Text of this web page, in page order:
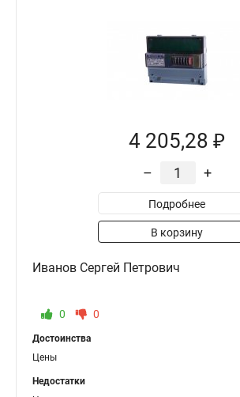
4 205,28 ₽
– +
Подробнее
В корзину
Иванов Сергей Петрович
0 0
Достоинства
Цены
Недостатки